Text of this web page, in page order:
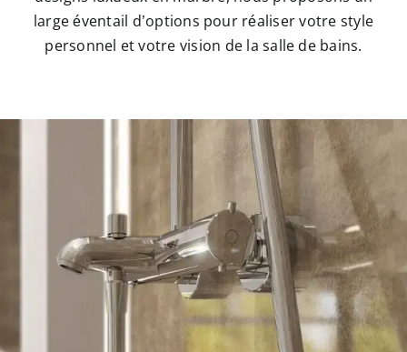
large éventail d’options pour réaliser votre style
personnel et votre vision de la salle de bains.